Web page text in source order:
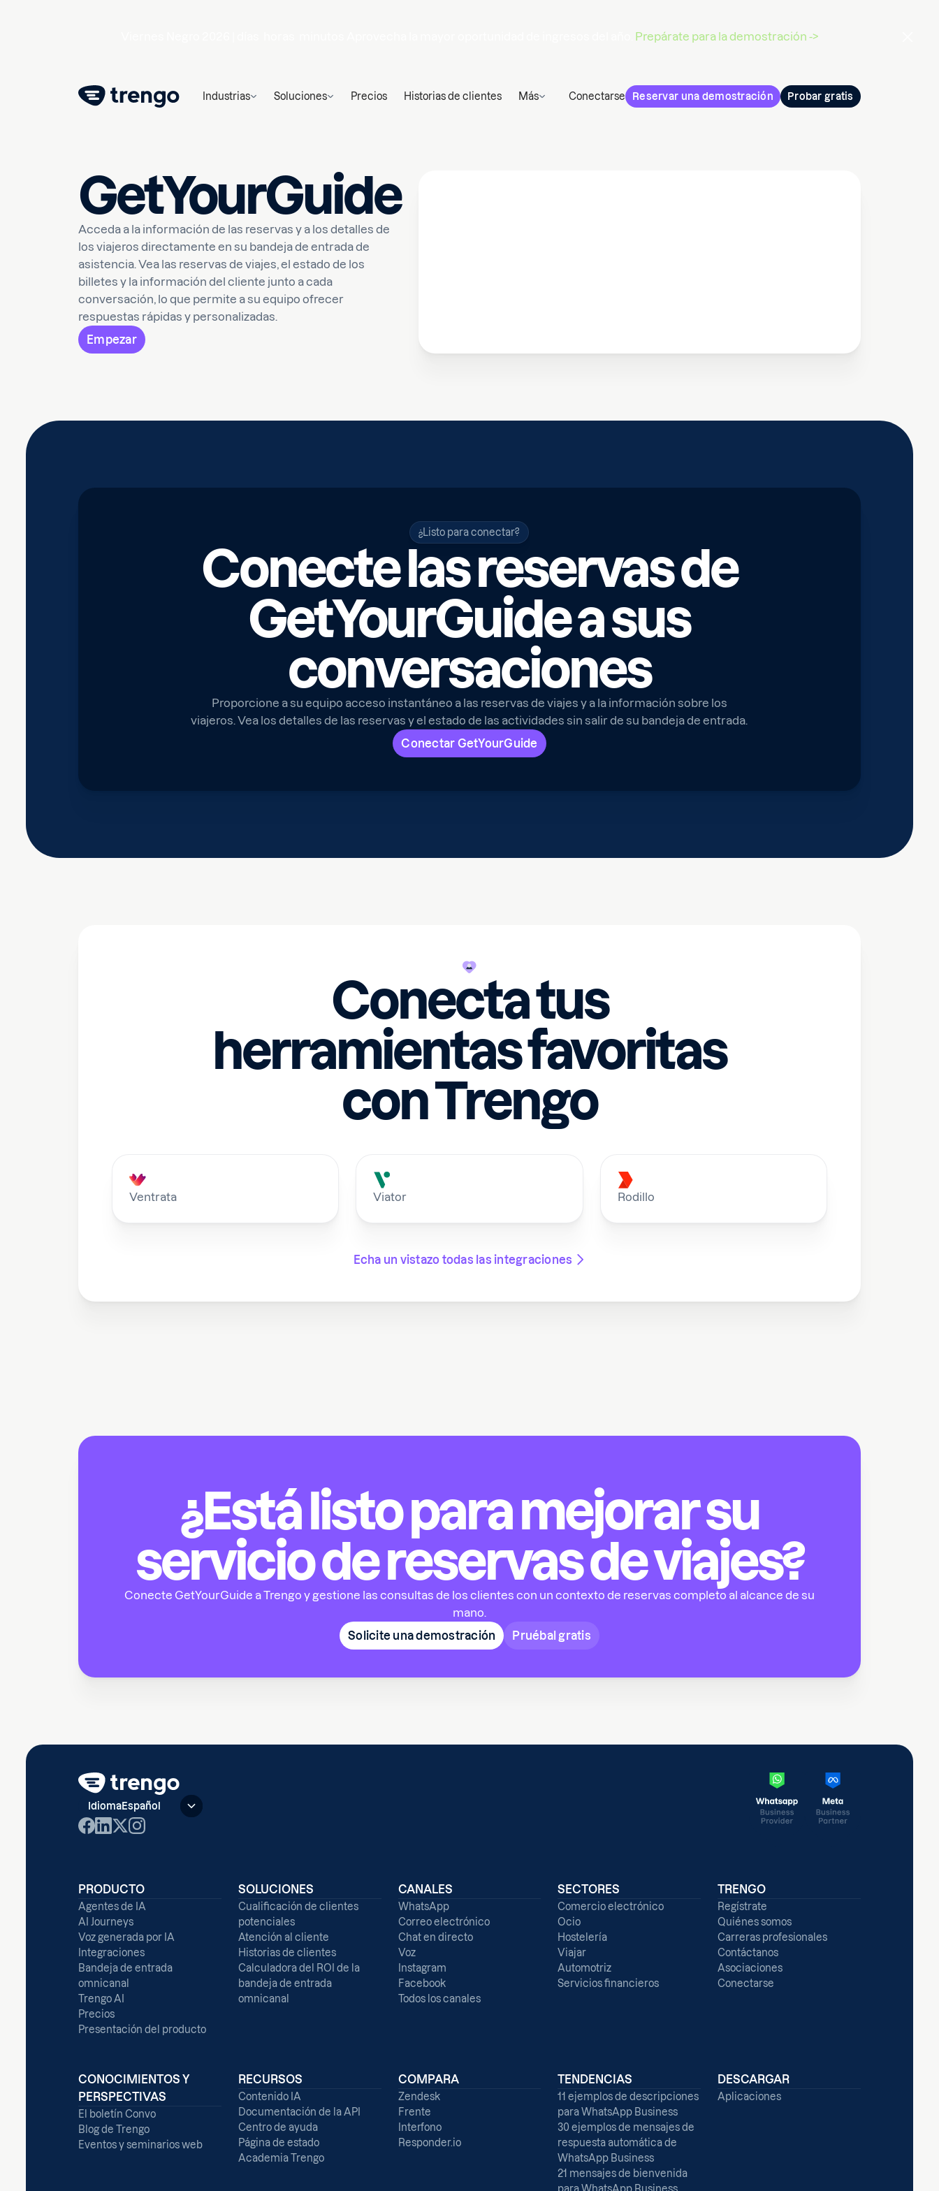
Prepárate para la demostración ->
Industrias Soluciones Precios Historias de clientes Más Conectarse Reservar una demostración Probar gratis
GetYourGuide
Acceda a la información de las reservas y a los detalles de
los viajeros directamente en su bandeja de entrada de
asistencia. Vea las reservas de viajes, el estado de los
billetes y la información del cliente junto a cada
conversación, lo que permite a su equipo ofrecer
respuestas rápidas y personalizadas.
Empezar
¿Listo para conectar?
Conecte las reservas de
GetYourGuide a sus
conversaciones
Proporcione a su equipo acceso instantáneo a las reservas de viajes y a la información sobre los
viajeros. Vea los detalles de las reservas y el estado de las actividades sin salir de su bandeja de entrada.
Conectar GetYourGuide
Conecta tus
herramientas favoritas
con Trengo
Ventrata Viator Rodillo
Echa un vistazo todas las integraciones
¿Está listo para mejorar su
servicio de reservas de viajes?
Conecte GetYourGuide a Trengo y gestione las consultas de los clientes con un contexto de reservas completo al alcance de su
mano.
Solicite una demostración
Pruébal gratis
IdiomaEspañol
PRODUCTO
Agentes de IA
AI Journeys
Voz generada por IA
Integraciones
Bandeja de entrada
omnicanal
Trengo AI
Precios
Presentación del producto
SOLUCIONES
Cualificación de clientes
potenciales
Atención al cliente
Historias de clientes
Calculadora del ROI de la
bandeja de entrada
omnicanal
CANALES
WhatsApp
Correo electrónico
Chat en directo
Voz
Instagram
Facebook
Todos los canales
SECTORES
Comercio electrónico
Ocio
Hostelería
Viajar
Automotriz
Servicios financieros
TRENGO
Regístrate
Quiénes somos
Carreras profesionales
Contáctanos
Asociaciones
Conectarse
CONOCIMIENTOS Y
PERSPECTIVAS
El boletín Convo
Blog de Trengo
Eventos y seminarios web
RECURSOS
Contenido IA
Documentación de la API
Centro de ayuda
Página de estado
Academia Trengo
COMPARA
Zendesk
Frente
Interfono
Responder.io
TENDENCIAS
11 ejemplos de descripciones
para WhatsApp Business
30 ejemplos de mensajes de
respuesta automática de
WhatsApp Business
21 mensajes de bienvenida
para WhatsApp Business
DESCARGAR
Aplicaciones